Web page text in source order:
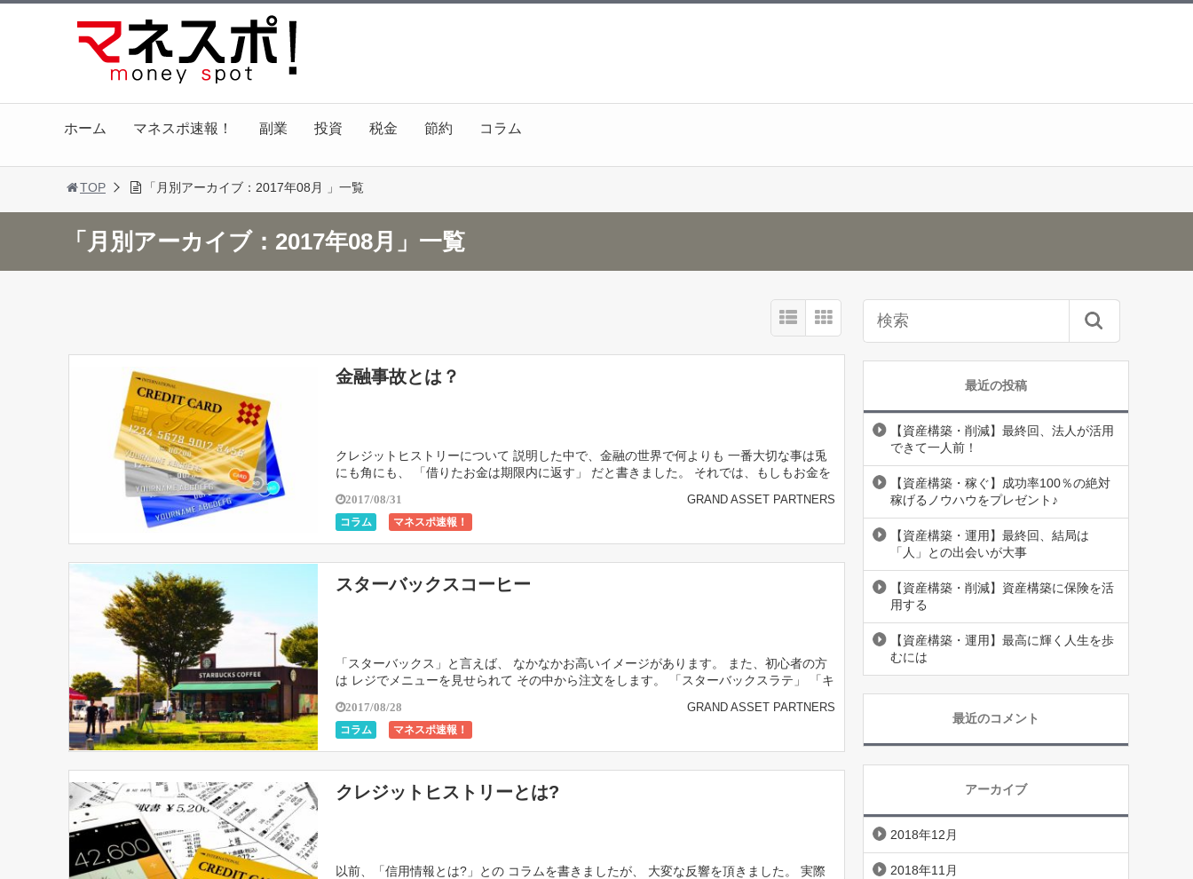
ホーム マネスポ速報！ 副業 投資 税金 節約 コラム
TOP 「月別アーカイブ：2017年08月 」一覧
「月別アーカイブ：2017年08月」一覧
金融事故とは？
クレジットヒストリーについて 説明した中で、金融の世界で何よりも 一番大切な事は兎
にも角にも、 「借りたお金は期限内に返す」 だと書きました。 それでは、もしもお金を
2017/08/31
コラム マネスポ速報！
GRAND ASSET PARTNERS
スターバックスコーヒー
「スターバックス」と言えば、 なかなかお高いイメージがあります。 また、初心者の方
は レジでメニューを見せられて その中から注文をします。 「スターバックスラテ」 「キ
2017/08/28
コラム マネスポ速報！
GRAND ASSET PARTNERS
クレジットヒストリーとは?
以前、「信用情報とは?」との コラムを書きましたが、 大変な反響を頂きました。 実際
最近の投稿
【資産構築・削減】最終回、法人が活用
できて一人前！
【資産構築・稼ぐ】成功率100％の絶対
稼げるノウハウをプレゼント♪
【資産構築・運用】最終回、結局は
「人」との出会いが大事
【資産構築・削減】資産構築に保険を活
用する
【資産構築・運用】最高に輝く人生を歩
むには
最近のコメント
アーカイブ
2018年12月
2018年11月